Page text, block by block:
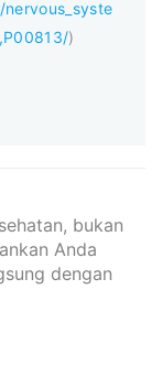
)
bukan
Anda
dengan